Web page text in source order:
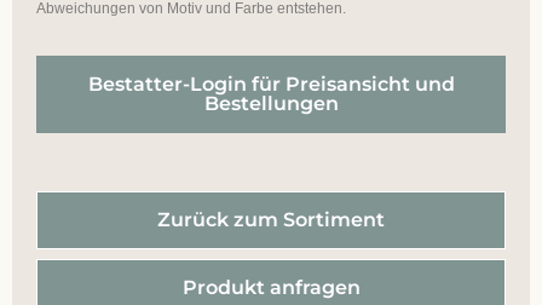
Abweichungen von Motiv und Farbe entstehen.
Bestatter-Login für Preisansicht und
Bestellungen
Zurück zum Sortiment
Produkt anfragen